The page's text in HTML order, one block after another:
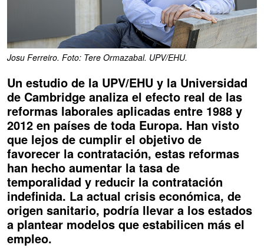
Josu Ferreiro. Foto: Tere Ormazabal. UPV/EHU.
Un estudio de la UPV/EHU y la Universidad
de Cambridge analiza el efecto real de las
reformas laborales aplicadas entre 1988 y
2012 en países de toda Europa. Han visto
que lejos de cumplir el objetivo de
favorecer la contratación, estas reformas
han hecho aumentar la tasa de
temporalidad y reducir la contratación
indefinida. La actual crisis económica, de
origen sanitario, podría llevar a los estados
a plantear modelos que estabilicen más el
empleo.